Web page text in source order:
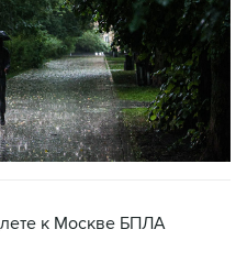
к Москве БПЛА